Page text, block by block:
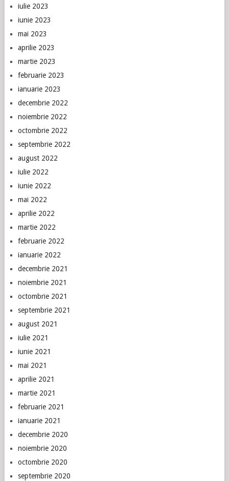
iulie 2023
iunie 2023
mai 2023
aprilie 2023
martie 2023
februarie 2023
ianuarie 2023
decembrie 2022
noiembrie 2022
octombrie 2022
septembrie 2022
august 2022
iulie 2022
iunie 2022
mai 2022
aprilie 2022
martie 2022
februarie 2022
ianuarie 2022
decembrie 2021
noiembrie 2021
octombrie 2021
septembrie 2021
august 2021
iulie 2021
iunie 2021
mai 2021
aprilie 2021
martie 2021
februarie 2021
ianuarie 2021
decembrie 2020
noiembrie 2020
octombrie 2020
septembrie 2020